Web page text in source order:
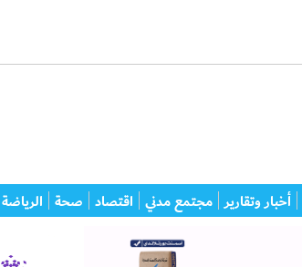
أخبار وتقارير مجتمع مدني اقتصاد صحة الرياضة